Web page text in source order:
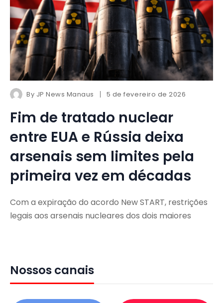
By JP News Manaus 5 de fevereiro de 2026
Fim de tratado nuclear
entre EUA e Rússia deixa
arsenais sem limites pela
primeira vez em décadas
Com a expiração do acordo New START, restrições
legais aos arsenais nucleares dos dois maiores
Nossos canais